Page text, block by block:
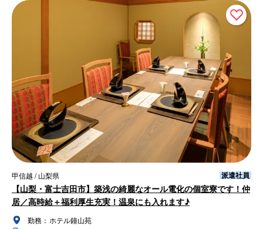
甲信越 / 山梨県 派遣社員
【山梨・富士吉田市】築浅の綺麗なオール電化の個室寮です！仲
居／高時給＋福利厚生充実！温泉にも入れます♪
勤務： ホテル鐘山苑